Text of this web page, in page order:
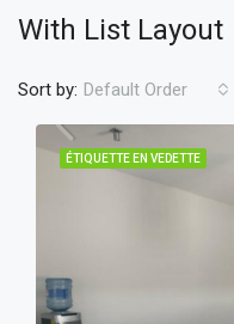
With List Layout
Sort by: Default Order
ÉTIQUETTE EN VEDETTE